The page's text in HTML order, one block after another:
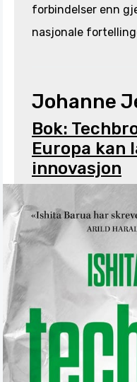
forbindelser enn
nasjonale
Johanne
Bok:
Europa kan
innovasjon